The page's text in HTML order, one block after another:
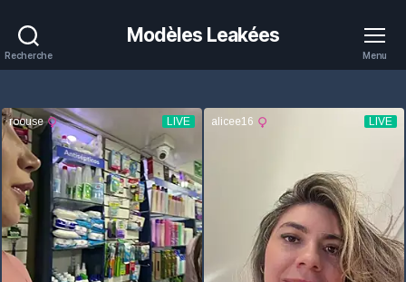
Recherche
Modèles Leakées
Menu